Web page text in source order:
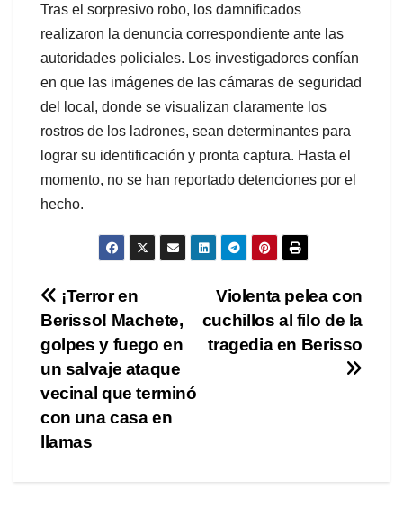
Tras el sorpresivo robo, los damnificados
realizaron la denuncia correspondiente ante las
autoridades policiales. Los investigadores confían
en que las imágenes de las cámaras de seguridad
del local, donde se visualizan claramente los
rostros de los ladrones, sean determinantes para
lograr su identificación y pronta captura. Hasta el
momento, no se han reportado detenciones por el
hecho.
Navegación
de
entradas
Violenta pelea con
cuchillos al filo de la
tragedia en Berisso
¡Terror en
Berisso! Machete,
golpes y fuego en
un salvaje ataque
vecinal que terminó
con una casa en
llamas